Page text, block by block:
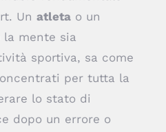
Un atleta o un
la mente sia
sportiva, sa come
per tutta la
lo stato di
dopo un errore o